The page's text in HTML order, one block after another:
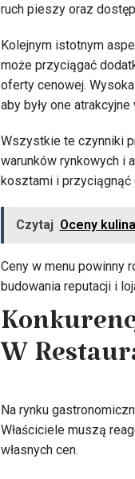
ruch pieszy oraz
Kolejnym istotnym
może przyciągać
oferty cenowej.
aby były one
Wszystkie te czynniki
warunków rynkowych i
kosztami i przyciągnąć
Czytaj Oceny
Ceny w menu powinny
budowania reputacji i
W
Na rynku
Właściciele muszą
własnych cen.